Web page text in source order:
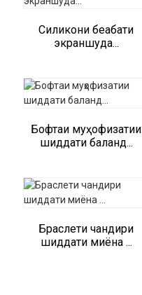
Силикони беқабати
экраншуда...
Бофтаи муҳофизатии
шиддати баланд...
Браслети чандири
шиддати миёна ...